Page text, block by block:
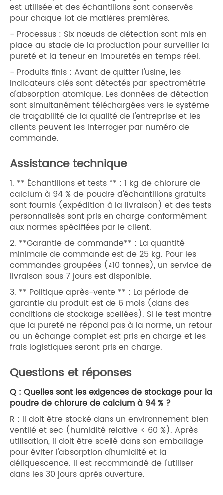
est utilisée et des échantillons sont conservés
pour chaque lot de matières premières.
- Processus : Six nœuds de détection sont mis en
place au stade de la production pour surveiller la
pureté et la teneur en impuretés en temps réel.
- Produits finis : Avant de quitter l'usine, les
indicateurs clés sont détectés par spectrométrie
d'absorption atomique. Les données de détection
sont simultanément téléchargées vers le système
de traçabilité de la qualité de l'entreprise et les
clients peuvent les interroger par numéro de
commande.
Assistance technique
1. ** Échantillons et tests ** : 1 kg de chlorure de
calcium à 94 % de poudre d'échantillons gratuits
sont fournis (expédition à la livraison) et des tests
personnalisés sont pris en charge conformément
aux normes spécifiées par le client.
2. **Garantie de commande** : La quantité
minimale de commande est de 25 kg. Pour les
commandes groupées (≥10 tonnes), un service de
livraison sous 7 jours est disponible.
3. ** Politique après-vente ** : La période de
garantie du produit est de 6 mois (dans des
conditions de stockage scellées). Si le test montre
que la pureté ne répond pas à la norme, un retour
ou un échange complet est pris en charge et les
frais logistiques seront pris en charge.
Questions et réponses
Q : Quelles sont les exigences de stockage pour la
poudre de chlorure de calcium à 94 % ?
R : Il doit être stocké dans un environnement bien
ventilé et sec (humidité relative < 60 %). Après
utilisation, il doit être scellé dans son emballage
pour éviter l'absorption d'humidité et la
déliquescence. Il est recommandé de l'utiliser
dans les 30 jours après ouverture.